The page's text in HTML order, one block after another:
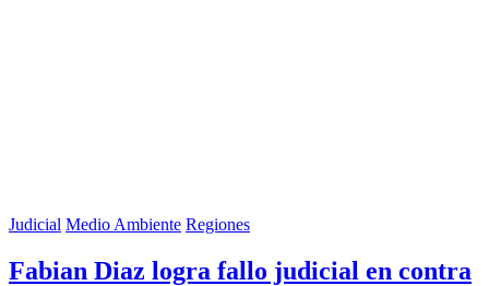
Judicial Medio Ambiente Regiones
Fabian Diaz logra fallo judicial en contra